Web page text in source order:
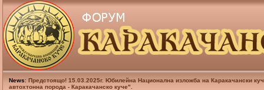
News: Предстоящо! 15.03.2025г. Юбилейна Национална изложба на Каракачански
автохтонна порода - Каракачанско куче".